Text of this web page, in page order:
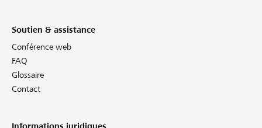
Soutien & assistance
Conférence web
FAQ
Glossaire
Contact
Informations juridiques